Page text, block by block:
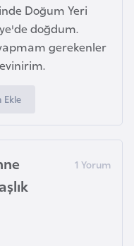
Doğum Yeri
doğdum.
gerekenler
Ekle